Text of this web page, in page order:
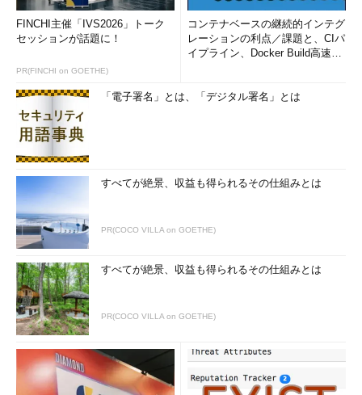
FINCHI主催「IVS2026」トーク
セッションが話題に！
PR(FINCHI on GOETHE)
コンテナベースの継続的インテグ
レーションの利点／課題と、CIパ
イプライン、Docker Build高速化
「電子署名」とは、「デジタル署名」とは
すべてが絶景、収益も得られるその仕組みとは
PR(COCO VILLA on GOETHE)
すべてが絶景、収益も得られるその仕組みとは
PR(COCO VILLA on GOETHE)